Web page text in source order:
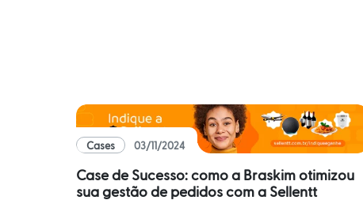
Cases 03/11/2024
Case de Sucesso: como a Braskim otimizou
sua gestão de pedidos com a Sellentt